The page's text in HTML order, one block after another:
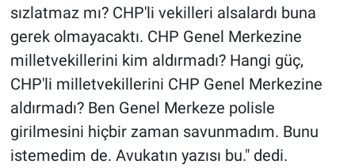
sızlatmaz mı? CHP'li vekilleri alsalardı buna
gerek olmayacaktı. CHP Genel Merkezine
milletvekillerini kim aldırmadı? Hangi güç,
CHP'li milletvekillerini CHP Genel Merkezine
aldırmadı? Ben Genel Merkeze polisle
girilmesini hiçbir zaman savunmadım. Bunu
istemedim de. Avukatın yazısı bu." dedi.